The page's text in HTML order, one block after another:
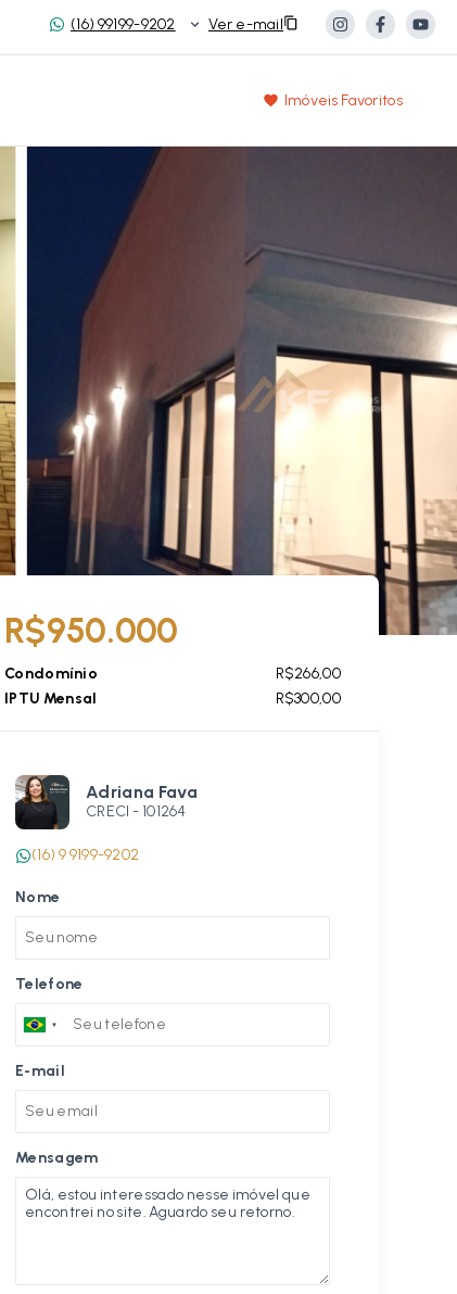
(16) 99199-9202 Ver e-mail
Imóveis Favoritos
R$950.000
Condomínio
R$266,00
IPTU Mensal
R$300,00
Adriana Fava
CRECI - 101264
(16) 9 9199-9202
Nome
Telefone
E-mail
Mensagem